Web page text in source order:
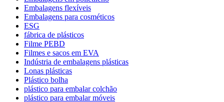
Embalagens flexíveis
Embalagens para cosméticos
ESG
fábrica de plásticos
Filme PEBD
Filmes e sacos em EVA
Indústria de embalagens plásticas
Lonas plásticas
Plástico bolha
plástico para embalar colchão
plástico para embalar móveis